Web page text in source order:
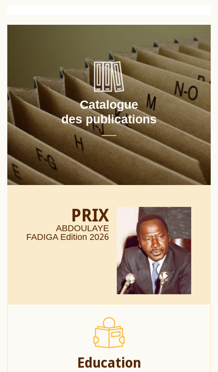
Catalogue
des publications
PRIX
ABDOULAYE
FADIGA Edition 2026
Education